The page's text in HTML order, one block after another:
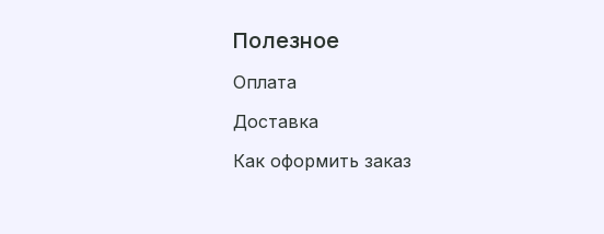
Полезное
Оплата
Доставка
Как оформить заказ